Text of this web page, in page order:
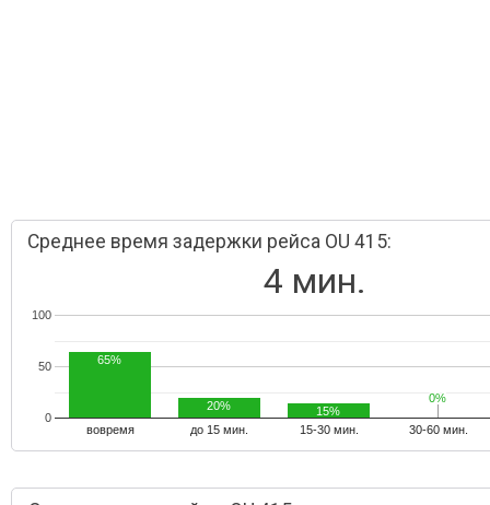
Среднее время задержки рейса OU 415:
4 мин.
вовремя до 15 мин. 15-30 мин. 30-60 мин.
0
50
100
65%
20% 15%
0%
0%